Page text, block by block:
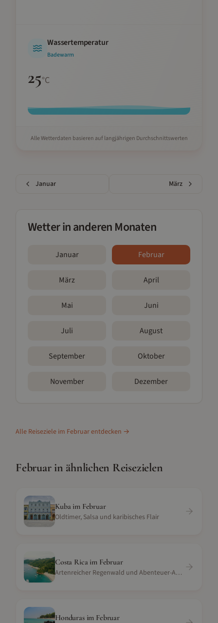
Wassertemperatur
Badewarm
25°C
Alle Wetterdaten basieren auf langjährigen Durchschnittswerten
Januar März
Wetter in anderen Monaten
Januar Februar
März April
Mai Juni
Juli August
September Oktober
November Dezember
Alle Reiseziele im Februarentdecken →
Februarin ähnlichen Reisezielen
Kuba im Februar
Oldtimer, Salsa und karibisches Flair
Costa Rica im Februar
Artenreicher Regenwald und Abenteuer-Aktivitäten
Hondurasim Februar